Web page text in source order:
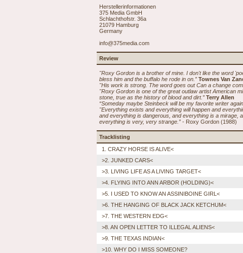
Herstellerinformationen
375 Media GmbH
Schlachthofstr. 36a
21079 Hamburg
Germany
info@375media.com
Review
"Roxy Gordon is a brother of mine. I don't like the word
bless him and the buffalo he rode in on.” Townes Van
"His work is strong. The word goes out Can a change
"Roxy Gordon is one of the great outlaw artist American
stone, true as the history of blood and dirt.” Terry Allen
“Someday maybe Steinbeck will be my favorite writer
"Everything exists and everything will happen and
and everything is dangerous, and everything is a mirage,
everything is very, very strange.” - Roxy Gordon (1988)
Tracklisting
1. CRAZY HORSE IS ALIVE<
>2. JUNKED CARS<
>3. LIVING LIFE AS A LIVING TARGET<
>4. FLYING INTO ANN ARBOR (HOLDING)<
>5. I USED TO KNOW AN ASSINIBOINE GIRL<
>6. THE HANGING OF BLACK JACK KETCHUM<
>7. THE WESTERN EDG<
>8. AN OPEN LETTER TO ILLEGAL ALIENS<
>9. THE TEXAS INDIAN<
>10. WHY DO I MISS SOMEONE?